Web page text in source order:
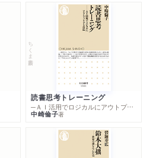
ちくま新書
読書思考トレーニング
─ＡＩ活用でロジカルにアウトプットする技法
中崎倫子著